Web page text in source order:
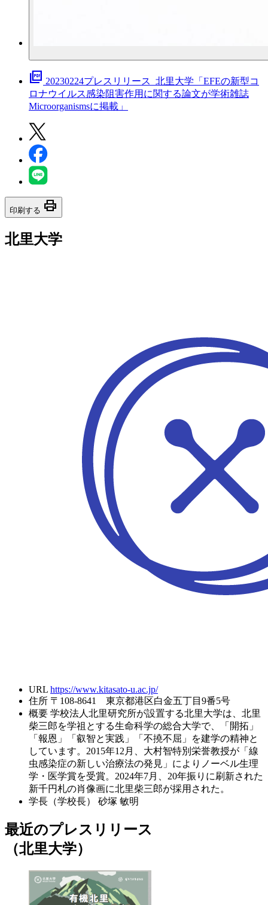
picture_as_pdf 20230224プレスリリース_北里大学「EFEの新型コ
ロナウイルス感染阻害作用に関する論文が学術雑誌
Microorganismsに掲載」
印刷する print
北里大学
URL https://www.kitasato-u.ac.jp/
住所 〒108-8641 東京都港区白金五丁目9番5号
概要 学校法人北里研究所が設置する北里大学は、北里
柴三郎を学祖とする生命科学の総合大学で、「開拓」
「報恩」「叡智と実践」「不撓不屈」を建学の精神と
しています。2015年12月、大村智特別栄誉教授が「線
虫感染症の新しい治療法の発見」によりノーベル生理
学・医学賞を受賞。2024年7月、20年振りに刷新された
新千円札の肖像画に北里柴三郎が採用された。
学長（学校長）
砂塚 敏明
最近のプレスリリース
（北里大学）